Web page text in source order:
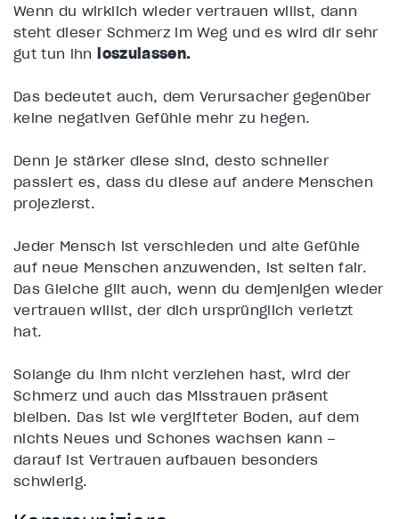
Wenn du wirklich wieder vertrauen willst, dann
steht dieser Schmerz im Weg und es wird dir sehr
gut tun ihn loszulassen.
Das bedeutet auch, dem Verursacher gegenüber
keine negativen Gefühle mehr zu hegen.
Denn je stärker diese sind, desto schneller
passiert es, dass du diese auf andere Menschen
projezierst.
Jeder Mensch ist verschieden und alte Gefühle
auf neue Menschen anzuwenden, ist selten fair.
Das Gleiche gilt auch, wenn du demjenigen wieder
vertrauen willst, der dich ursprünglich verletzt
hat.
Solange du ihm nicht verziehen hast, wird der
Schmerz und auch das Misstrauen präsent
bleiben. Das ist wie vergifteter Boden, auf dem
nichts Neues und Schönes wachsen kann –
darauf ist Vertrauen aufbauen besonders
schwierig.